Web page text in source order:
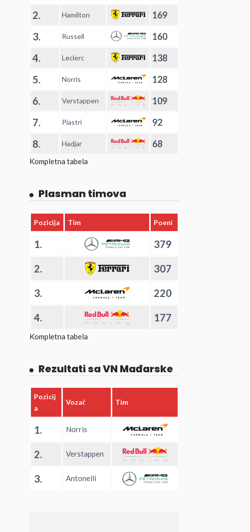
2. Hamilton 169
3. Russell 160
4. Leclerc 138
5. Norris 128
6. Verstappen 109
7. Piastri 92
8. Hadjar 68
Kompletna tabela
Plasman timova
Pozicija Tim Poeni
1. 379
2. 307
3. 220
4. 177
Kompletna tabela
Rezultati sa VN Mađarske
Pozicij
a
Vozač Tim
1. Norris
2. Verstappen
3. Antonelli